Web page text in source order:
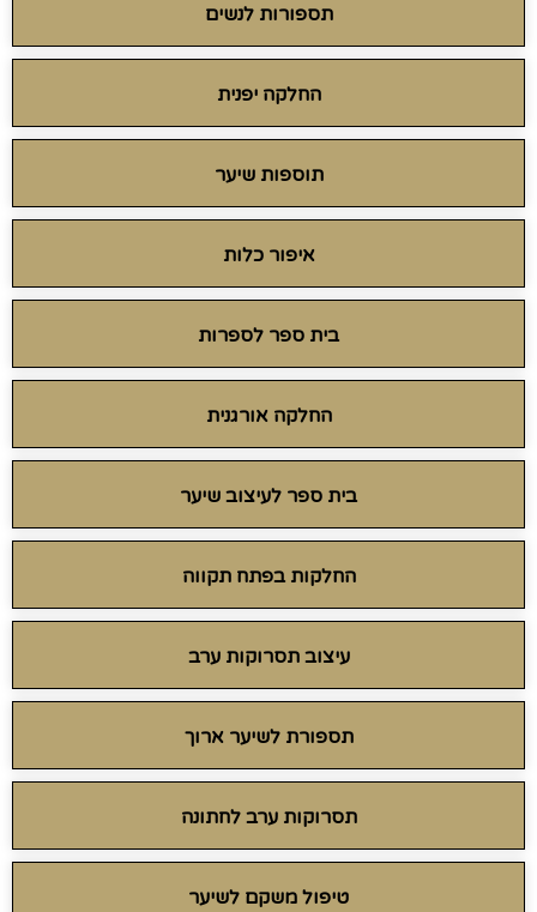
תספורות לנשים
החלקה יפנית
תוספות שיער
איפור כלות
בית ספר לספרות
החלקה אורגנית
בית ספר לעיצוב שיער
החלקות בפתח תקווה
עיצוב תסרוקות ערב
תספורת לשיער ארוך
תסרוקות ערב לחתונה
טיפול משקם לשיער